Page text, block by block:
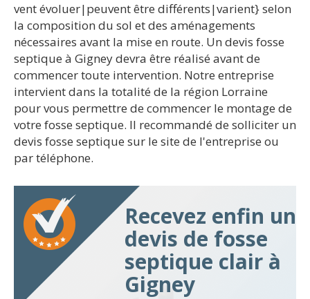
vent évoluer|peuvent être différents|varient} selon
la composition du sol et des aménagements
nécessaires avant la mise en route. Un devis fosse
septique à Gigney devra être réalisé avant de
commencer toute intervention. Notre entreprise
intervient dans la totalité de la région Lorraine
pour vous permettre de commencer le montage de
votre fosse septique. Il recommandé de solliciter un
devis fosse septique sur le site de l'entreprise ou
par téléphone.
Recevez enfin un
devis de fosse
septique clair à
Gigney